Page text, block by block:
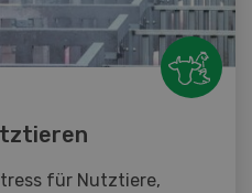
für Nutztiere,